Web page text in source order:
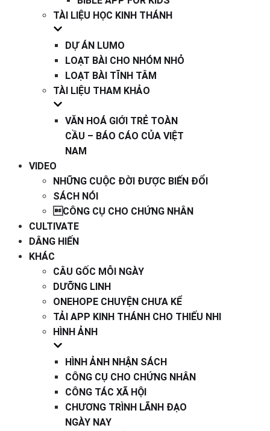
TÀI LIỆU HỌC KINH THÁNH
DỰ ÁN LUMO
LOẠT BÀI CHO NHÓM NHỎ
LOẠT BÀI TĨNH TÂM
TÀI LIỆU THAM KHẢO
VĂN HOÁ GIỚI TRẺ TOÀN
CẦU – BÁO CÁO CỦA VIỆT
NAM
VIDEO
NHỮNG CUỘC ĐỜI ĐƯỢC BIẾN ĐỔI
SÁCH NÓI
CÔNG CỤ CHO CHỨNG NHÂN
CULTIVATE
DÂNG HIẾN
KHÁC
CÂU GỐC MỖI NGÀY
DƯỠNG LINH
ONEHOPE CHUYỆN CHƯA KỂ
TẢI APP KINH THÁNH CHO THIẾU NHI
HÌNH ẢNH
HÌNH ẢNH NHẬN SÁCH
CÔNG CỤ CHO CHỨNG NHÂN
CÔNG TÁC XÃ HỘI
CHƯƠNG TRÌNH LÃNH ĐẠO
NGÀY NAY